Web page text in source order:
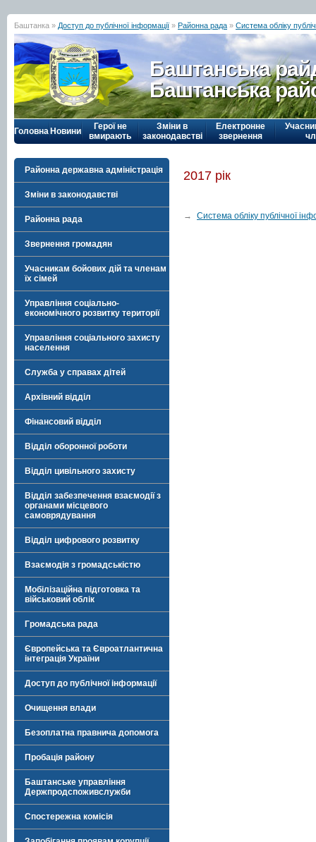
Баштанка » Доступ до публічної інформації » Районна рада » Система обліку
Баштанська
Баштанська
Головна Новини
Герої не
вмирають
Зміни в
законодавстві
Електронне
звернення
Районна державна адміністрація
Зміни в законодавстві
Районна рада
Звернення громадян
Учасникам бойових дій та членам
їх сімей
Управління соціально-
економічного розвитку території
Управління соціального захисту
населення
Служба у справах дітей
Архівний відділ
Фінансовий відділ
Відділ оборонної роботи
Відділ цивільного захисту
Відділ забезпечення взаємодії з
органами місцевого
самоврядування
Відділ цифрового розвитку
Взаємодія з громадськістю
Мобілізаційна підготовка та
військовий облік
Громадська рада
Європейська та Євроатлантична
інтеграція України
Доступ до публічної інформації
Очищення влади
Безоплатна правнича допомога
Пробація району
Баштанське управління
Держпродспоживслужби
Спостережна комісія
2017 рік
→ Система обліку публічної